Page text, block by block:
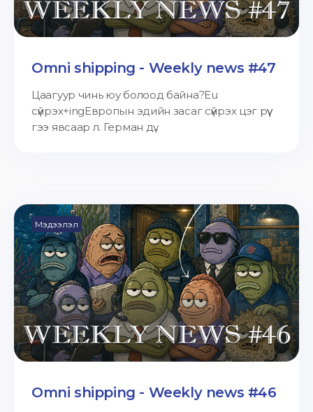
Omni shipping - Weekly news #47
Цаагуур чинь юу болоод байна?Eu
сүйрэх+ingЕвропын эдийн засаг сүйрэх цэг рүү
гээ явсаар л. Герман дү...
Мэдээлэл
Omni shipping - Weekly news #46